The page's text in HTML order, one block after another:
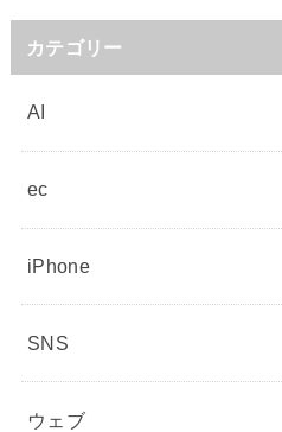
カテゴリー
AI
ec
iPhone
SNS
ウェブ